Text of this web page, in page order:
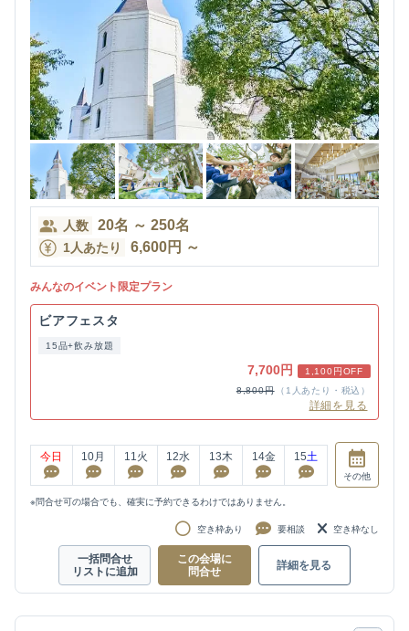
人数 20名 ～ 250名
1人あたり 6,600円 ～
みんなのイベント限定プラン
ビアフェスタ
15品+飲み放題
7,700円
1,100円OFF
8,800円
（1人あたり・税込）
詳細を見る
今日 10月 11 火 12水 13木 14金 15土
その他
※問合せ可の場合でも、確実に予約できるわけではありません。
空き枠あり 要相談 空き枠なし
一括問合せ
リストに追加
この会場に
問合せ
詳細を見る